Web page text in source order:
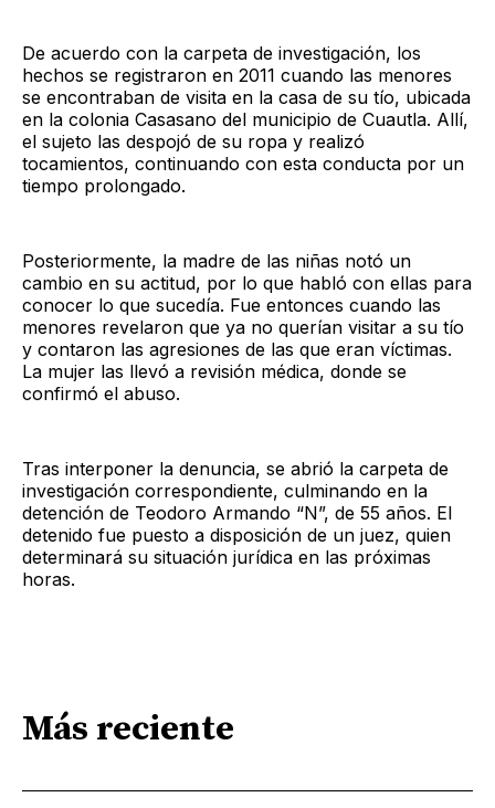
De acuerdo con la carpeta de investigación, los
hechos se registraron en 2011 cuando las menores
se encontraban de visita en la casa de su tío, ubicada
en la colonia Casasano del municipio de Cuautla. Allí,
el sujeto las despojó de su ropa y realizó
tocamientos, continuando con esta conducta por un
tiempo prolongado.
Posteriormente, la madre de las niñas notó un
cambio en su actitud, por lo que habló con ellas para
conocer lo que sucedía. Fue entonces cuando las
menores revelaron que ya no querían visitar a su tío
y contaron las agresiones de las que eran víctimas.
La mujer las llevó a revisión médica, donde se
confirmó el abuso.
Tras interponer la denuncia, se abrió la carpeta de
investigación correspondiente, culminando en la
detención de Teodoro Armando “N”, de 55 años. El
detenido fue puesto a disposición de un juez, quien
determinará su situación jurídica en las próximas
horas.
Más reciente